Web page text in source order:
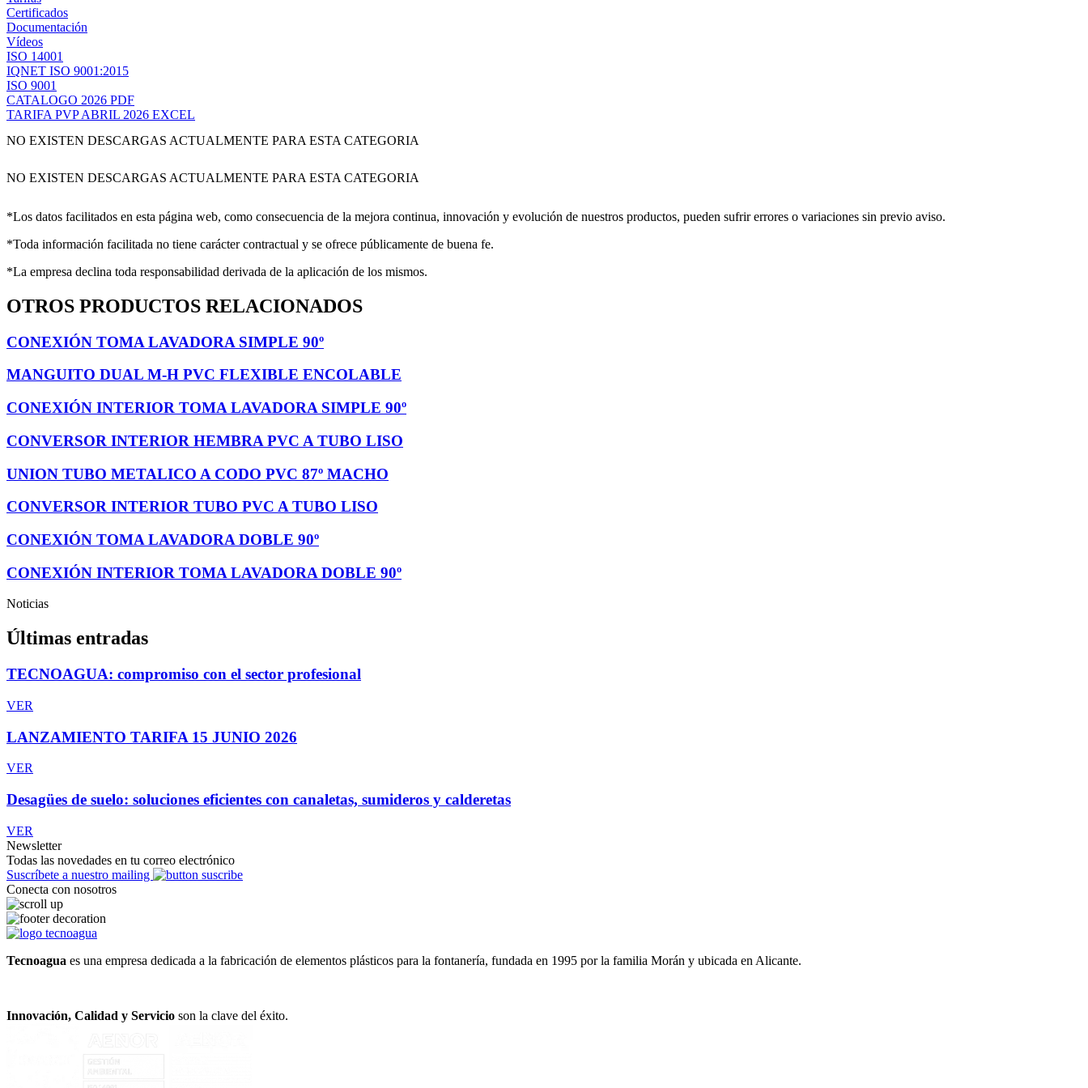
Certificados
Documentación
Vídeos
ISO 14001
IQNET ISO 9001:2015
ISO 9001
CATALOGO 2026 PDF
TARIFA PVP ABRIL 2026 EXCEL
NO EXISTEN DESCARGAS ACTUALMENTE PARA ESTA CATEGORIA
NO EXISTEN DESCARGAS ACTUALMENTE PARA ESTA CATEGORIA
*Los datos facilitados en esta página web, como consecuencia de la mejora continua, innovación y evolución de nuestros productos, pueden sufrir errores o variaciones sin previo aviso.
*Toda información facilitada no tiene carácter contractual y se ofrece públicamente de buena fe.
*La empresa declina toda responsabilidad derivada de la aplicación de los mismos.
OTROS PRODUCTOS RELACIONADOS
CONEXIÓN TOMA LAVADORA SIMPLE 90º
MANGUITO DUAL M-H PVC FLEXIBLE ENCOLABLE
CONEXIÓN INTERIOR TOMA LAVADORA SIMPLE 90º
CONVERSOR INTERIOR HEMBRA PVC A TUBO LISO
UNION TUBO METALICO A CODO PVC 87º MACHO
CONVERSOR INTERIOR TUBO PVC A TUBO LISO
CONEXIÓN TOMA LAVADORA DOBLE 90º
CONEXIÓN INTERIOR TOMA LAVADORA DOBLE 90º
Noticias
Últimas entradas
TECNOAGUA: compromiso con el sector profesional
VER
LANZAMIENTO TARIFA 15 JUNIO 2026
VER
Desagües de suelo: soluciones eficientes con canaletas, sumideros y calderetas
VER
Newsletter
Todas las novedades en tu correo electrónico
Suscríbete a nuestro mailing
Conecta con nosotros
Tecnoagua es una empresa dedicada a la fabricación de elementos plásticos para la fontanería, fundada en 1995 por la familia Morán y ubicada en Alicante.
Innovación, Calidad y Servicio son la clave del éxito.